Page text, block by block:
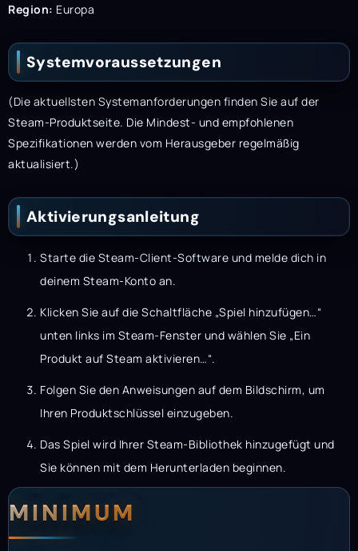
Region: Europa
Systemvoraussetzungen
(Die aktuellsten Systemanforderungen finden Sie auf der
Steam-Produktseite. Die Mindest- und empfohlenen
Spezifikationen werden vom Herausgeber regelmäßig
aktualisiert.)
Aktivierungsanleitung
Starte die Steam-Client-Software und melde dich in
deinem Steam-Konto an.
Klicken Sie auf die Schaltfläche „Spiel hinzufügen…“
unten links im Steam-Fenster und wählen Sie „Ein
Produkt auf Steam aktivieren…“.
Folgen Sie den Anweisungen auf dem Bildschirm, um
Ihren Produktschlüssel einzugeben.
Das Spiel wird Ihrer Steam-Bibliothek hinzugefügt und
Sie können mit dem Herunterladen beginnen.
MINIMUM